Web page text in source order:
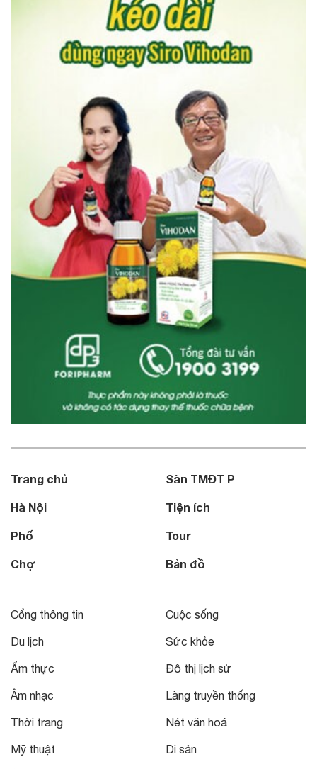
Trang chủ
Hà Nội
Phố
Chợ
Sàn TMĐT P
Tiện ích
Tour
Bản đồ
Cổng thông tin
Du lịch
Ẩm thực
Âm nhạc
Thời trang
Mỹ thuật
Cuộc sống
Sức khỏe
Đô thị lịch sử
Làng truyền thống
Nét văn hoá
Di sản